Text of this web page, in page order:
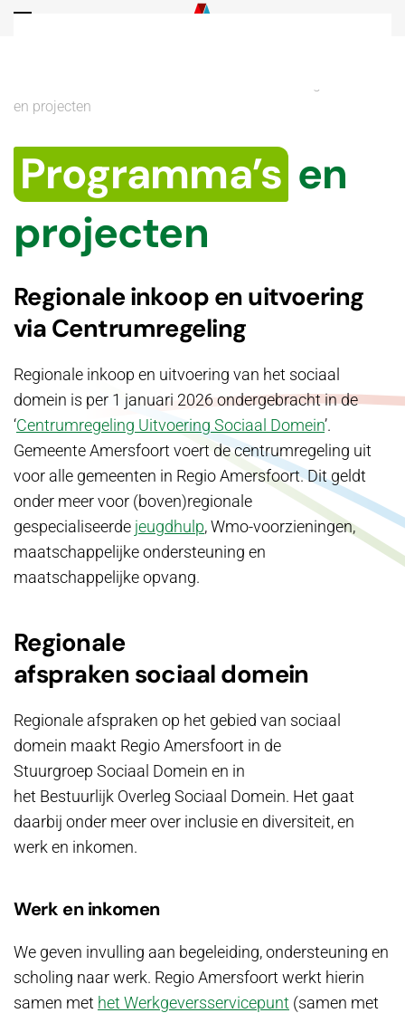
en projecten
Programma’sen
projecten
Regionale inkoop en uitvoering
via Centrumregeling
Regionale inkoop en uitvoering van het sociaal
domein is per 1 januari 2026 ondergebracht in de
‘Centrumregeling Uitvoering Sociaal Domein’.
Gemeente Amersfoort voert de centrumregeling uit
voor alle gemeenten in Regio Amersfoort. Dit geldt
onder meer voor (boven)regionale
gespecialiseerde jeugdhulp, Wmo-voorzieningen,
maatschappelijke ondersteuning en
maatschappelijke opvang.
Regionale
afspraken sociaal domein
Regionale afspraken op het gebied van sociaal
domein maakt Regio Amersfoort in de
Stuurgroep Sociaal Domein en in
het Bestuurlijk Overleg Sociaal Domein. Het gaat
daarbij onder meer over inclusie en diversiteit, en
werk en inkomen.
Werk en inkomen
We geven invulling aan begeleiding, ondersteuning en
scholing naar werk. Regio Amersfoort werkt hierin
samen met het Werkgeversservicepunt (samen met